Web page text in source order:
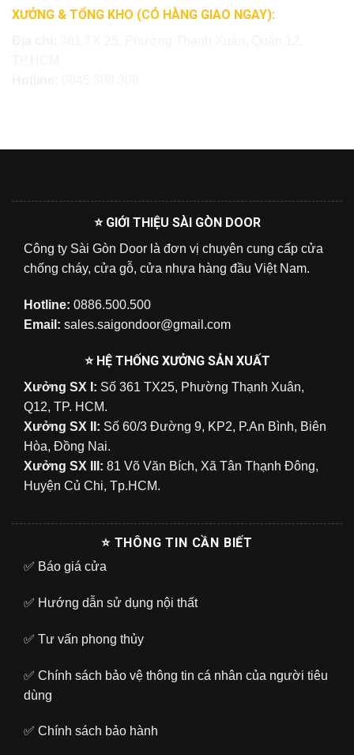
XƯỞNG & TỔNG KHO (CÓ HÀNG GIAO NGAY):
⭐ GIỚI THIỆU SÀI GÒN DOOR
Công ty Sài Gòn Door là đơn vị chuyên cung cấp cửa
chống cháy, cửa gỗ, cửa nhựa hàng đầu Việt Nam.
Hotline: 0886.500.500
Email: sales.saigondoor@gmail.com
⭐ HỆ THỐNG XƯỞNG SẢN XUẤT
Xưởng SX I: Số 361 TX25, Phường Thạnh Xuân,
Q12, TP. HCM.
Xưởng SX II: Số 60/3 Đường 9, KP2, P.An Bình, Biên
Hòa, Đồng Nai.
Xưởng SX III: 81 Võ Văn Bích, Xã Tân Thạnh Đông,
Huyện Củ Chi, Tp.HCM.
⭐ THÔNG TIN CẦN BIẾT
✅ Báo giá cửa
✅ Hướng dẫn sử dụng nội thất
✅ Tư vấn phong thủy
✅ Chính sách bảo vệ thông tin cá nhân của người tiêu
dùng
✅ Chính sách bảo hành